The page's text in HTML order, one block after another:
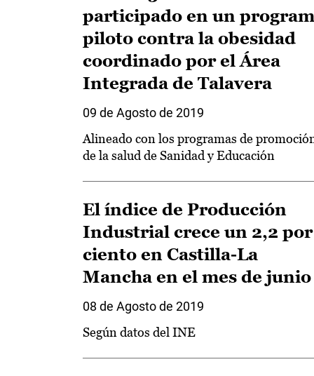
participado en un
piloto contra la obesidad
coordinado por el Área
Integrada de Talavera
09 de Agosto de 2019
Alineado con los programas de
de la salud de Sanidad y Educación
El índice de Producción
Industrial crece un 2,2 por
ciento en Castilla-La
Mancha en el mes de junio
08 de Agosto de 2019
Según datos del INE